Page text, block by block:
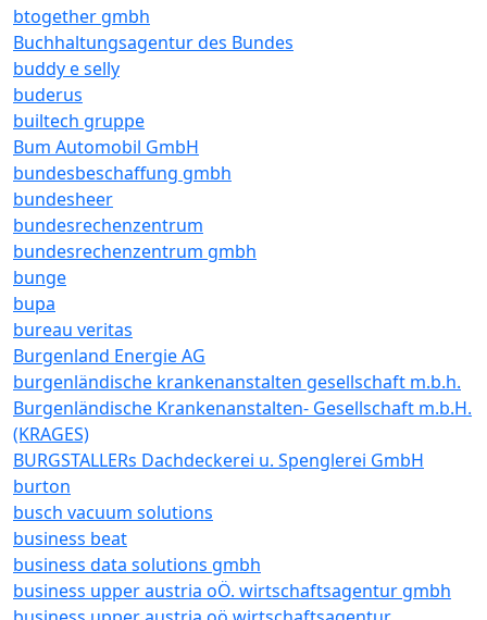
btogether gmbh
Buchhaltungsagentur des Bundes
buddy e selly
buderus
builtech gruppe
Bum Automobil GmbH
bundesbeschaffung gmbh
bundesheer
bundesrechenzentrum
bundesrechenzentrum gmbh
bunge
bupa
bureau veritas
Burgenland Energie AG
burgenländische krankenanstalten gesellschaft m.b.h.
Burgenländische Krankenanstalten- Gesellschaft m.b.H.
(KRAGES)
BURGSTALLERs Dachdeckerei u. Spenglerei GmbH
burton
busch vacuum solutions
business beat
business data solutions gmbh
business upper austria oÖ. wirtschaftsagentur gmbh